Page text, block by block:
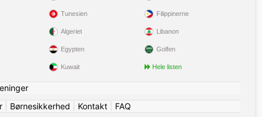
Tunesien
Algeriet
Egypten
Kuwait
Filippinerne
Libanon
Golfen
Hele listen
Børnesikkerhed Kontakt FAQ